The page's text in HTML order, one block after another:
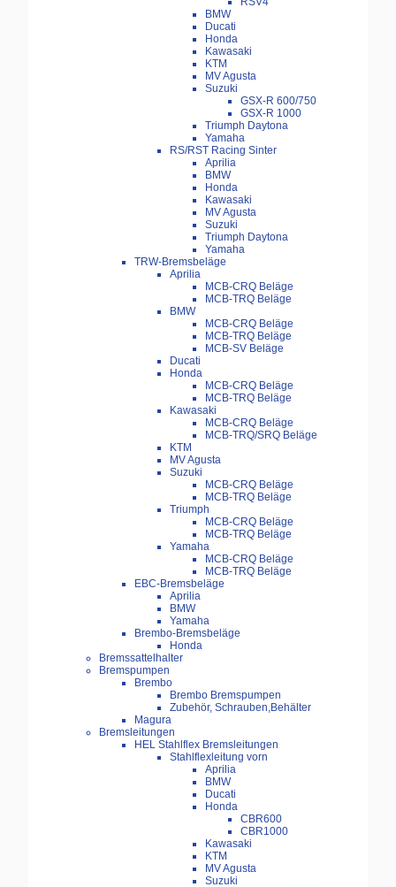
BMW
Ducati
Honda
Kawasaki
KTM
MV Agusta
Suzuki
GSX-R 600/750
GSX-R 1000
Triumph Daytona
Yamaha
RS/RST Racing Sinter
Aprilia
BMW
Honda
Kawasaki
MV Agusta
Suzuki
Triumph Daytona
Yamaha
TRW-Bremsbeläge
Aprilia
MCB-CRQ Beläge
MCB-TRQ Beläge
BMW
MCB-CRQ Beläge
MCB-TRQ Beläge
MCB-SV Beläge
Ducati
Honda
MCB-CRQ Beläge
MCB-TRQ Beläge
Kawasaki
MCB-CRQ Beläge
MCB-TRQ/SRQ Beläge
KTM
MV Agusta
Suzuki
MCB-CRQ Beläge
MCB-TRQ Beläge
Triumph
MCB-CRQ Beläge
MCB-TRQ Beläge
Yamaha
MCB-CRQ Beläge
MCB-TRQ Beläge
EBC-Bremsbeläge
Aprilia
BMW
Yamaha
Brembo-Bremsbeläge
Honda
Bremssattelhalter
Bremspumpen
Brembo
Brembo Bremspumpen
Zubehör, Schrauben,Behälter
Magura
Bremsleitungen
HEL Stahlflex Bremsleitungen
Stahlflexleitung vorn
Aprilia
BMW
Ducati
Honda
CBR600
CBR1000
Kawasaki
KTM
MV Agusta
Suzuki